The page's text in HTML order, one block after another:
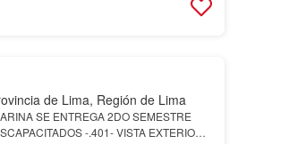
de Lima, Región de Lima
SE ENTREGA 2DO SEMESTRE
-.401- VISTA EXTERIOR